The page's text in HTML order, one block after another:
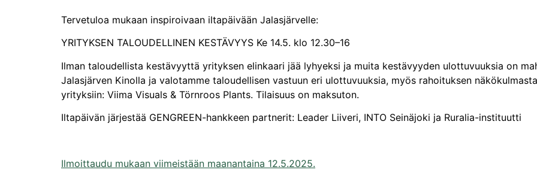
Tervetuloa mukaan inspiroivaan iltapäivään Jalasjärvelle:
YRITYKSEN TALOUDELLINEN KESTÄVYYS Ke 14.5. klo 12.30–16
Ilman taloudellista kestävyyttä yrityksen elinkaari jää lyhyeksi ja muita kestävyyden ulottuvuuksia on
Jalasjärven Kinolla ja valotamme taloudellisen vastuun eri ulottuvuuksia, myös rahoituksen
yrityksiin: Viima Visuals & Törnroos Plants. Tilaisuus on maksuton.
Iltapäivän järjestää GENGREEN-hankkeen partnerit: Leader Liiveri, INTO Seinäjoki ja Ruralia-instituutti
Ilmoittaudu mukaan viimeistään maanantaina 12.5.2025.